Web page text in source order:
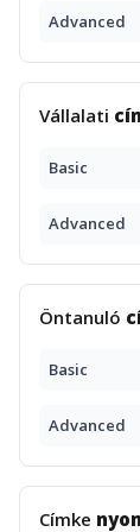
Advanced
Vállalati
Basic
Advanced
Öntanuló
Basic
Advanced
Címke